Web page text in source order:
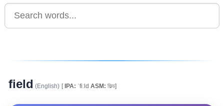
field (English) [IPA: ˈfiːld ASM: ফিল্ড]